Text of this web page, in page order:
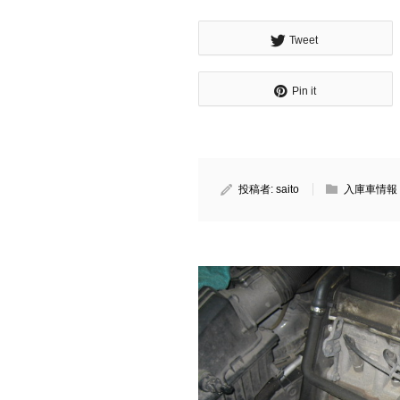
Tweet
Pin it
投稿者: saito 入庫車情報